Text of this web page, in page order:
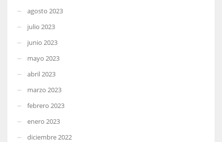
agosto 2023
julio 2023
junio 2023
mayo 2023
abril 2023
marzo 2023
febrero 2023
enero 2023
diciembre 2022